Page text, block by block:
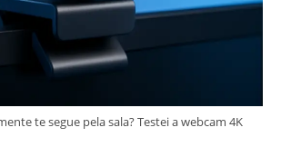
te segue pela sala? Testei a webcam 4K